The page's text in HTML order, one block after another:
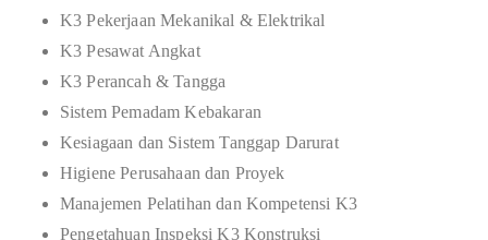
K3 Pekerjaan Mekanikal & Elektrikal
K3 Pesawat Angkat
K3 Perancah & Tangga
Sistem Pemadam Kebakaran
Kesiagaan dan Sistem Tanggap Darurat
Higiene Perusahaan dan Proyek
Manajemen Pelatihan dan Kompetensi K3
Pengetahuan Inspeksi K3 Konstruksi